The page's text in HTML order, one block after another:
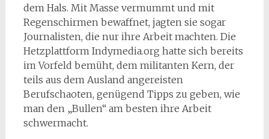
dem Hals. Mit Masse vermummt und mit
Regenschirmen bewaffnet, jagten sie sogar
Journalisten, die nur ihre Arbeit machten. Die
Hetzplattform Indymedia.org hatte sich bereits
im Vorfeld bemüht, dem militanten Kern, der
teils aus dem Ausland angereisten
Berufschaoten, genügend Tipps zu geben, wie
man den „Bullen“ am besten ihre Arbeit
schwermacht.